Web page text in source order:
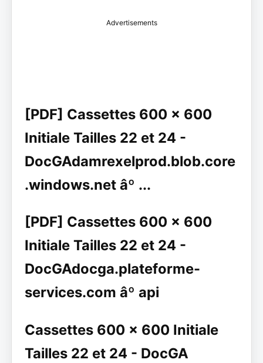
Advertisements
[PDF] Cassettes 600 x 600
Initiale Tailles 22 et 24 -
DocGAdamrexelprod.blob.core
.windows.net âº ...
[PDF] Cassettes 600 x 600
Initiale Tailles 22 et 24 -
DocGAdocga.plateforme-
services.com âº api
Cassettes 600 x 600 Initiale
Tailles 22 et 24 - DocGA